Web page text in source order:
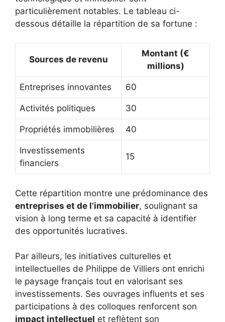
particulièrement notables. Le tableau ci-
dessous détaille la répartition de sa fortune :
Sources de revenu
Montant (€
millions)
Entreprises innovantes 60
Activités politiques 30
Propriétés immobilières 40
Investissements
financiers
15
Cette répartition montre une prédominance des
entreprises et de l’immobilier, soulignant sa
vision à long terme et sa capacité à identifier
des opportunités lucratives.
Par ailleurs, les initiatives culturelles et
intellectuelles de Philippe de Villiers ont enrichi
le paysage français tout en valorisant ses
investissements. Ses ouvrages influents et ses
participations à des colloques renforcent son
impact intellectuel et reflètent son